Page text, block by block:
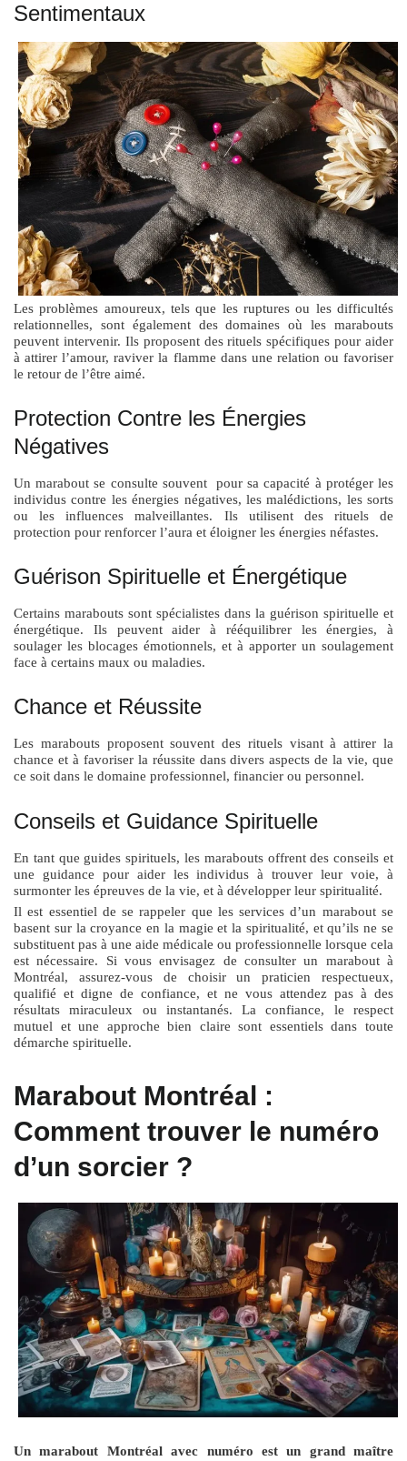
Sentimentaux
Les problèmes amoureux, tels que les ruptures ou les difficultés
relationnelles, sont également des domaines où les marabouts
peuvent intervenir. Ils proposent des rituels spécifiques pour aider
à attirer l’amour, raviver la flamme dans une relation ou favoriser
le retour de l’être aimé.
Protection Contre les Énergies
Négatives
Un marabout se consulte souvent pour sa capacité à protéger les
individus contre les énergies négatives, les malédictions, les sorts
ou les influences malveillantes. Ils utilisent des rituels de
protection pour renforcer l’aura et éloigner les énergies néfastes.
Guérison Spirituelle et Énergétique
Certains marabouts sont spécialistes dans la guérison spirituelle et
énergétique. Ils peuvent aider à rééquilibrer les énergies, à
soulager les blocages émotionnels, et à apporter un soulagement
face à certains maux ou maladies.
Chance et Réussite
Les marabouts proposent souvent des rituels visant à attirer la
chance et à favoriser la réussite dans divers aspects de la vie, que
ce soit dans le domaine professionnel, financier ou personnel.
Conseils et Guidance Spirituelle
En tant que guides spirituels, les marabouts offrent des conseils et
une guidance pour aider les individus à trouver leur voie, à
surmonter les épreuves de la vie, et à développer leur spiritualité.
Il est essentiel de se rappeler que les services d’un marabout se
basent sur la croyance en la magie et la spiritualité, et qu’ils ne se
substituent pas à une aide médicale ou professionnelle lorsque cela
est nécessaire. Si vous envisagez de consulter un marabout à
Montréal, assurez-vous de choisir un praticien respectueux,
qualifié et digne de confiance, et ne vous attendez pas à des
résultats miraculeux ou instantanés. La confiance, le respect
mutuel et une approche bien claire sont essentiels dans toute
démarche spirituelle.
Marabout Montréal :
Comment trouver le numéro
d’un sorcier ?
Un marabout Montréal avec numéro est un grand maître